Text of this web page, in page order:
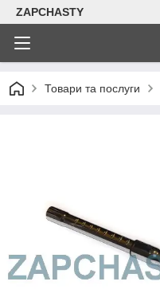
ZAPCHASTY
Товари та послуги